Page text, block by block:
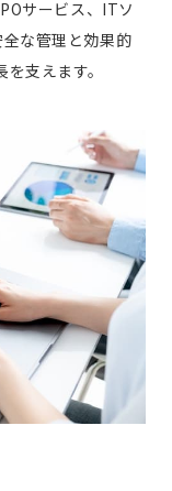
サービス、ITソ
な管理と効果的
支えます。